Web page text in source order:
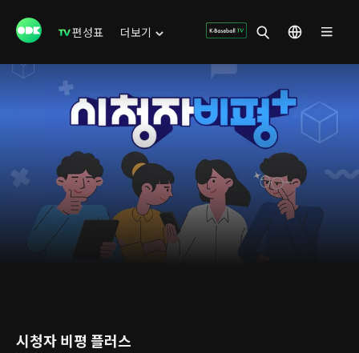
편성표 더보기
시청자 비평 플러스